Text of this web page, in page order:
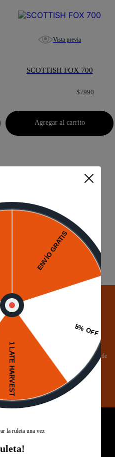
Vista previa
SCOTTISH FOX 700
$7990
Agregar al carrito
Boletín de
ofertas, además, obtén un cupón de 5% de
la ruleta una vez